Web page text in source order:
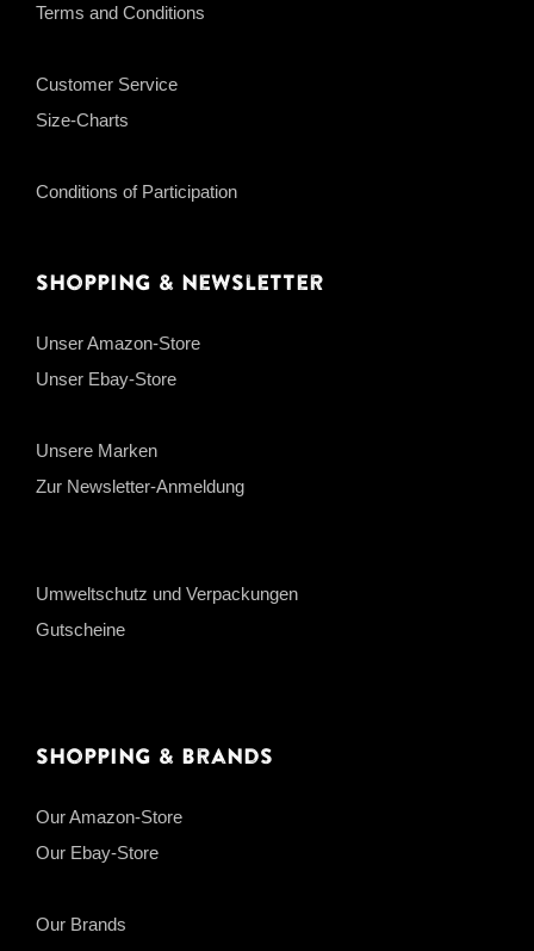
Terms and Conditions
Customer Service
Size-Charts
Conditions of Participation
Shopping & Newsletter
Unser Amazon-Store
Unser Ebay-Store
Unsere Marken
Zur Newsletter-Anmeldung
Umweltschutz und Verpackungen
Gutscheine
Shopping & Brands
Our Amazon-Store
Our Ebay-Store
Our Brands